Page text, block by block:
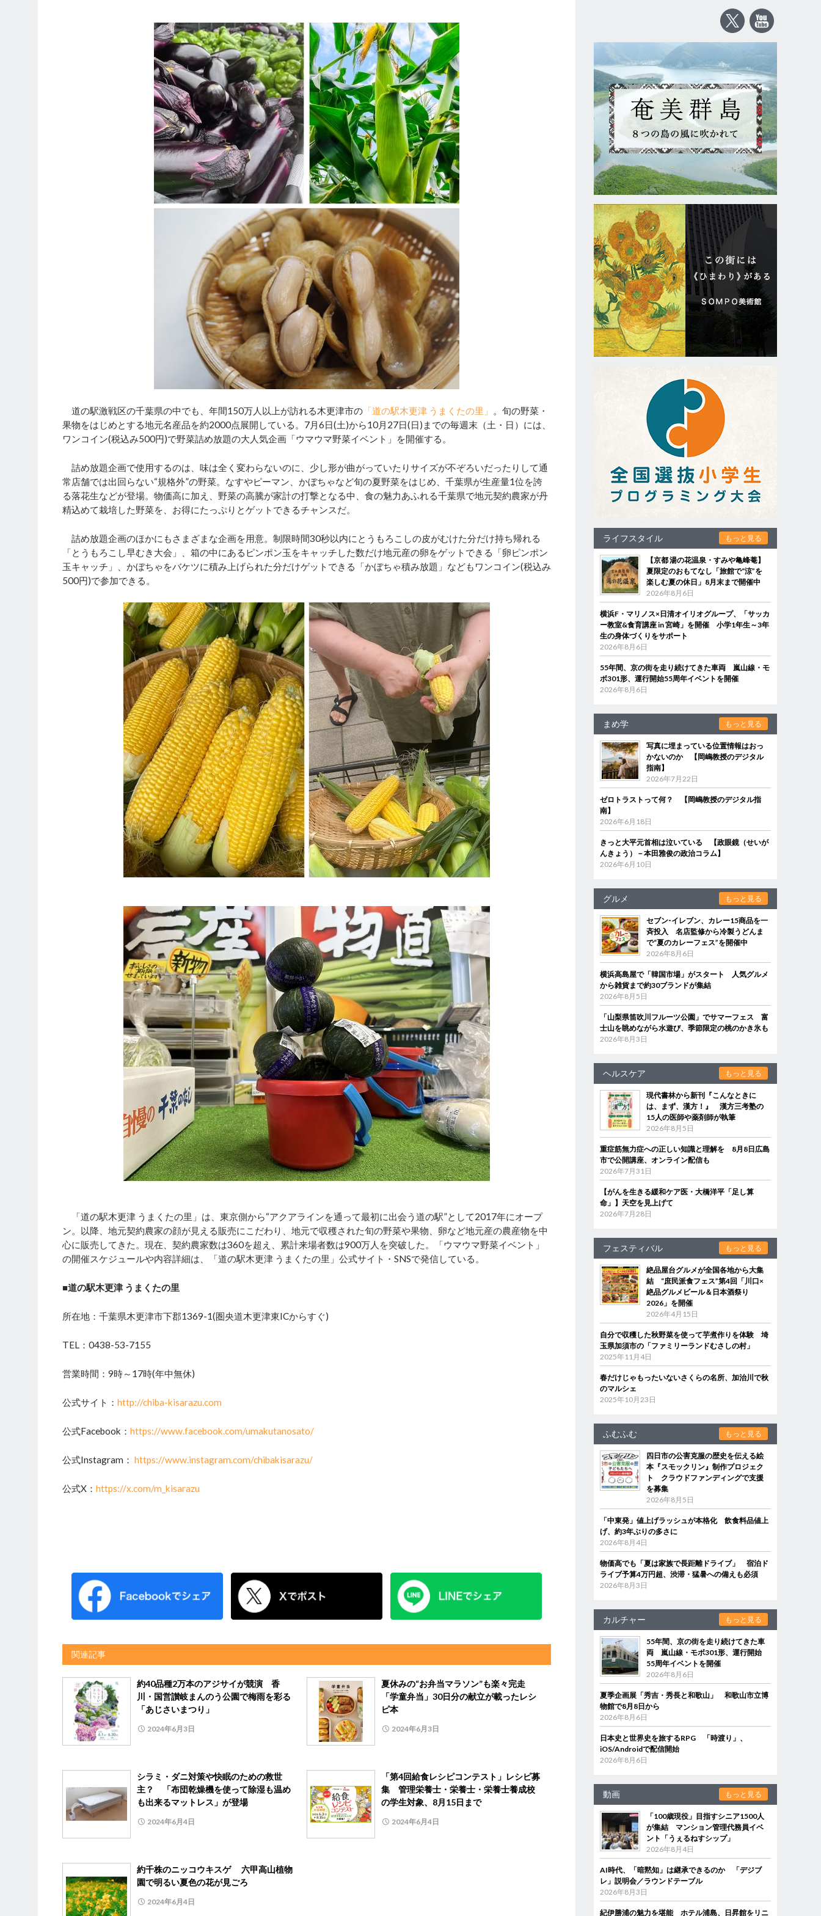
道の駅激戦区の千葉県の中でも、年間150万人以上が訪れる木更津市の 「道の駅木更津 うまくたの里」
。旬の野菜・
果物をはじめとする地元名産品を約2000点展開している。7月6日(土)から10月27日(日)までの毎週末（土・日）には、
ワンコイン(税込み500円)で野菜詰め放題の大人気企画「ウマウマ野菜イベント」を開催する。
詰め放題企画で使用するのは、味は全く変わらないのに、少し形が曲がっていたりサイズが不ぞろいだったりして通
常店舗では出回らない“規格外”の野菜。なすやピーマン、かぼちゃなど旬の夏野菜をはじめ、千葉県が生産量1位を誇
る落花生などが登場。物価高に加え、野菜の高騰が家計の打撃となる中、食の魅力あふれる千葉県で地元契約農家が丹
精込めて栽培した野菜を、お得にたっぷりとゲットできるチャンスだ。
詰め放題企画のほかにもさまざまな企画を用意。制限時間30秒以内にとうもろこしの皮がむけた分だけ持ち帰れる
「とうもろこし早むき大会」、箱の中にあるピンポン玉をキャッチした数だけ地元産の卵をゲットできる「卵ピンポン
玉キャッチ」、かぼちゃをバケツに積み上げられた分だけゲットできる「かぼちゃ積み放題」などもワンコイン(税込み
500円)で参加できる。
「道の駅木更津 うまくたの里」は、東京側から“アクアラインを通って最初に出会う道の駅”として2017年にオープ
ン。以降、地元契約農家の顔が見える販売にこだわり、地元で収穫された旬の野菜や果物、卵など地元産の農産物を中
心に販売してきた。現在、契約農家数は360を超え、累計来場者数は900万人を突破した。「ウマウマ野菜イベント」
の開催スケジュールや内容詳細は、「道の駅木更津 うまくたの里」公式サイト・SNSで発信している。
■道の駅木更津 うまくたの里
所在地：千葉県木更津市下郡1369-1(圏央道木更津東ICからすぐ)
TEL：0438-53-7155
営業時間：9時～17時(年中無休)
公式サイト： http://chiba-kisarazu.com
公式Facebook： https://www.facebook.com/umakutanosato/
公式Instagram： https://www.instagram.com/chibakisarazu/
公式X： https://x.com/m_kisarazu
関連記事
約40品種2万本のアジサイが競演 香
川・国営讃岐まんのう公園で梅雨を彩る
「あじさいまつり」
2024年6月3日
夏休みの“お弁当マラソン”も楽々完走
「学童弁当」30日分の献立が載ったレシ
ピ本
2024年6月3日
シラミ・ダニ対策や快眠のための救世
主？ 「布団乾燥機を使って除湿も温め
も出来るマットレス」が登場
2024年6月4日
「第4回給食レシピコンテスト」レシピ募
集 管理栄養士・栄養士・栄養士養成校
の学生対象、8月15日まで
2024年6月4日
約千株のニッコウキスゲ 六甲高山植物
園で明るい夏色の花が見ごろ
2024年6月4日
ライフスタイル もっと見る
【京都 湯の花温泉・すみや亀峰菴】
夏限定のおもてなし「旅館で“涼”を
楽しむ夏の休日」8月末まで開催中
2026年8月6日
横浜F・マリノス×日清オイリオグループ、「サッカ
ー教室&食育講座 in 宮崎」を開催 小学1年生～3年
生の身体づくりをサポート
2026年8月6日
55年間、京の街を走り続けてきた車両 嵐山線・モ
ボ301形、運行開始55周年イベントを開催
2026年8月6日
まめ学 もっと見る
写真に埋まっている位置情報はおっ
かないのか 【岡嶋教授のデジタル
指南】
2026年7月22日
ゼロトラストって何？ 【岡嶋教授のデジタル指
南】
2026年6月18日
きっと大平元首相は泣いている 【政眼鏡（せいが
んきょう）－本田雅俊の政治コラム】
2026年6月10日
グルメ もっと見る
セブン‐イレブン、カレー15商品を一
斉投入 名店監修から冷製うどんま
で“夏のカレーフェス”を開催中
2026年8月6日
横浜高島屋で「韓国市場」がスタート 人気グルメ
から雑貨まで約30ブランドが集結
2026年8月5日
「山梨県笛吹川フルーツ公園」でサマーフェス 富
士山を眺めながら水遊び、季節限定の桃のかき氷も
2026年8月3日
ヘルスケア もっと見る
現代書林から新刊『こんなときに
は、まず、漢方！』 漢方三考塾の
15人の医師や薬剤師が執筆
2026年8月5日
重症筋無力症への正しい知識と理解を 8月8日広島
市で公開講座、オンライン配信も
2026年7月31日
【がんを生きる緩和ケア医・大橋洋平「足し算
命」】天空を見上げて
2026年7月28日
フェスティバル もっと見る
絶品屋台グルメが全国各地から大集
結 “庶民派食フェス”第4回「川口×
絶品グルメビール＆日本酒祭り
2026」を開催
2026年4月15日
自分で収穫した秋野菜を使って芋煮作りを体験 埼
玉県加須市の「ファミリーランドむさしの村」
2025年11月4日
春だけじゃもったいないさくらの名所、加治川で秋
のマルシェ
2025年10月23日
ふむふむ もっと見る
四日市の公害克服の歴史を伝える絵
本『スモックリン』制作プロジェク
ト クラウドファンディングで支援
を募集
2026年8月5日
「中東発」値上げラッシュが本格化 飲食料品値上
げ、約3年ぶりの多さに
2026年8月4日
物価高でも「夏は家族で長距離ドライブ」 宿泊ド
ライブ予算4万円超、渋滞・猛暑への備えも必須
2026年8月3日
カルチャー もっと見る
55年間、京の街を走り続けてきた車
両 嵐山線・モボ301形、運行開始
55周年イベントを開催
2026年8月6日
夏季企画展「秀吉・秀長と和歌山」 和歌山市立博
物館で8月8日から
2026年8月6日
日本史と世界史を旅するRPG 「時渡り」、
iOS/Androidで配信開始
2026年8月6日
動画 もっと見る
「100歳現役」目指すシニア1500人
が集結 マンション管理代務員イベ
ント「うぇるねすシップ」
2026年8月4日
AI時代、「暗黙知」は継承できるのか 「デジブ
レ」説明会／ラウンドテーブル
2026年8月3日
紀伊勝浦の魅力を堪能 ホテル浦島、日昇館をリニ